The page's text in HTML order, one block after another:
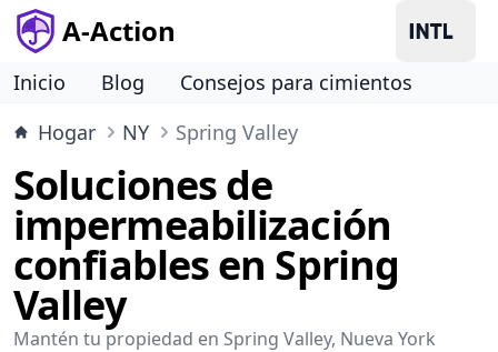
A-Action
Inicio Blog
Consejos para cimientos
Hogar
NY Spring Valley
Soluciones de
impermeabilización
confiables en Spring
Valley
Mantén tu propiedad en Spring Valley, Nueva York